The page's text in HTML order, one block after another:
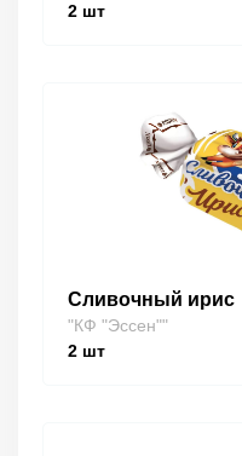
2 шт
Сливочный ирис
"КФ "Эссен""
2 шт